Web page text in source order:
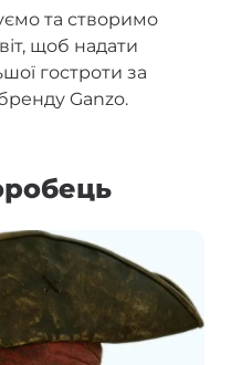
та створимо
щоб надати
гостроти за
Ganzo.